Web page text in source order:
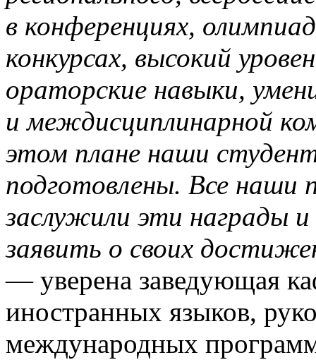
в конференциях,
конкурсах, высокий
ораторские навыки,
и междисциплинарной
этом плане наши
подготовлены. Все наши
заслужили эти награды
заявить о своих
— уверена заведующая
иностранных языков,
международных